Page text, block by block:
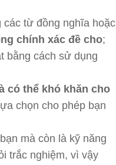
từ đồng nghĩa hoặc
chính xác đề cho;
bằng cách sử dụng
có thể khó khăn cho
chọn cho phép bạn
mà còn là kỹ năng
trắc nghiệm, vì vậy